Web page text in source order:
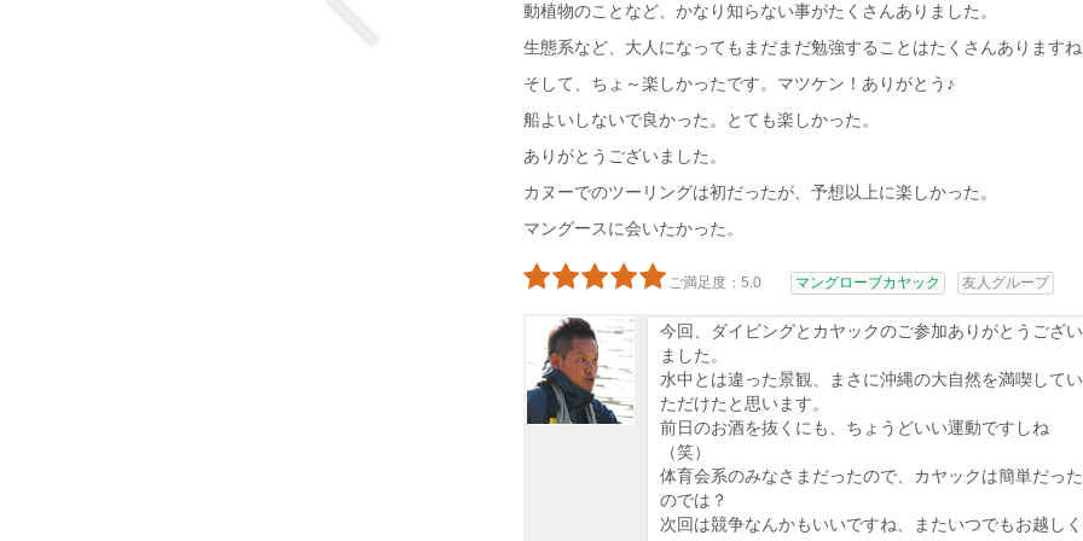
動植物のことなど、かなり知らない事がたくさんありました。
生態系など、大人になってもまだまだ勉強することはたくさんあります
そして、ちょ～楽しかったです。マツケン！ありがとう♪
船よいしないで良かった。とても楽しかった。
ありがとうございました。
カヌーでのツーリングは初だったが、予想以上に楽しかった。
マングースに会いたかった。
ご満足度：5.0 マングローブカヤック 友人グループ
今回、ダイビングとカヤックのご参加ありがとうござい
ました。
水中とは違った景観、まさに沖縄の大自然を満喫してい
ただけたと思います。
前日のお酒を抜くにも、ちょうどいい運動ですしね
（笑）
体育会系のみなさまだったので、カヤックは簡単だった
のでは？
次回は競争なんかもいいですね、またいつでもお越しく